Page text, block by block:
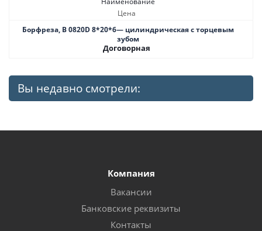
Цена
Борфреза, B 0820D 8*20*6— цилиндрическая с торцевым
зубом
Договорная
Вы недавно смотрели:
Компания
Вакансии
Банковские реквизиты
Контакты